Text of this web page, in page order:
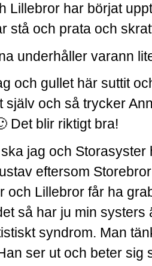
Lillebror har börjat
stå och prata och
underhåller varann
och gullet här suttit
själv och så trycker
Det blir riktigt bra!
jag och
eftersom
och Lillebror får ha
så har ju min
syndrom. Man
ser ut och beter sig